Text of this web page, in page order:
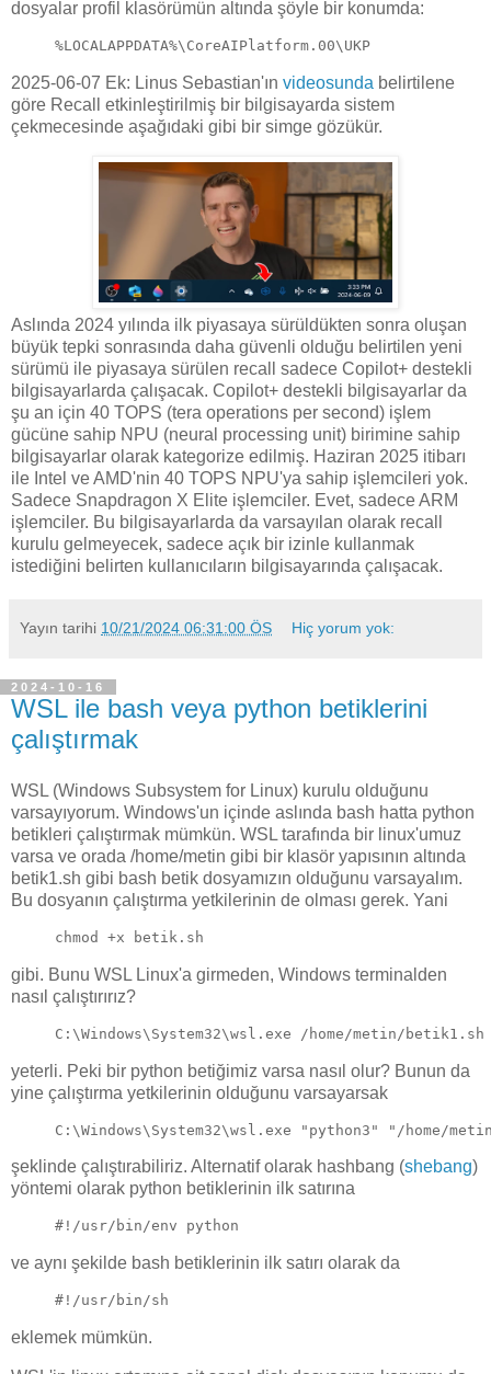
dosyalar profil klasörümün altında şöyle bir konumda:
%LOCALAPPDATA%\CoreAIPlatform.00\UKP
2025-06-07 Ek: Linus Sebastian'ın videosunda belirtilene
göre Recall etkinleştirilmiş bir bilgisayarda sistem
çekmecesinde aşağıdaki gibi bir simge gözükür.
Aslında 2024 yılında ilk piyasaya sürüldükten sonra oluşan
büyük tepki sonrasında daha güvenli olduğu belirtilen yeni
sürümü ile piyasaya sürülen recall sadece Copilot+ destekli
bilgisayarlarda çalışacak. Copilot+ destekli bilgisayarlar da
şu an için 40 TOPS (tera operations per second) işlem
gücüne sahip NPU (neural processing unit) birimine sahip
bilgisayarlar olarak kategorize edilmiş. Haziran 2025 itibarı
ile Intel ve AMD'nin 40 TOPS NPU'ya sahip işlemcileri yok.
Sadece Snapdragon X Elite işlemciler. Evet, sadece ARM
işlemciler. Bu bilgisayarlarda da varsayılan olarak recall
kurulu gelmeyecek, sadece açık bir izinle kullanmak
istediğini belirten kullanıcıların bilgisayarında çalışacak.
Yayın tarihi 10/21/2024 06:31:00 ÖS Hiç yorum yok:
2024-10-16
WSL ile bash veya python betiklerini
çalıştırmak
WSL (Windows Subsystem for Linux) kurulu olduğunu
varsayıyorum. Windows'un içinde aslında bash hatta python
betikleri çalıştırmak mümkün. WSL tarafında bir linux'umuz
varsa ve orada /home/metin gibi bir klasör yapısının altında
betik1.sh gibi bash betik dosyamızın olduğunu varsayalım.
Bu dosyanın çalıştırma yetkilerinin de olması gerek. Yani
chmod +x betik.sh
gibi. Bunu WSL Linux'a girmeden, Windows terminalden
nasıl çalıştırırız?
C:\Windows\System32\wsl.exe /home/metin/betik1.sh
yeterli. Peki bir python betiğimiz varsa nasıl olur? Bunun da
yine çalıştırma yetkilerinin olduğunu varsayarsak
C:\Windows\System32\wsl.exe "python3" "/home/
şeklinde çalıştırabiliriz. Alternatif olarak hashbang (shebang)
yöntemi olarak python betiklerinin ilk satırına
#!/usr/bin/env python
ve aynı şekilde bash betiklerinin ilk satırı olarak da
#!/usr/bin/sh
eklemek mümkün.